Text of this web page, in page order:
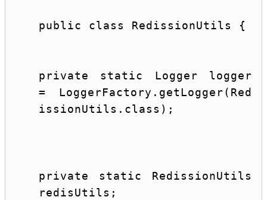
public class RedissionUtils {
private static
Logger logger
= LoggerFactory.getLogger(Red
issionUtils. class );
private static RedissionUtils
redisUtils;